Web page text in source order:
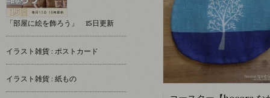
「部屋に絵を飾ろう」 15日更新
イラスト雑貨 : ポストカード
イラスト雑貨 : 紙もの